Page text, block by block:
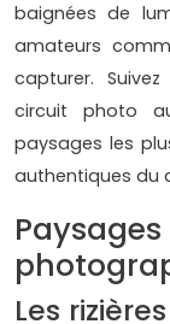
baignées de
amateurs
capturer.
circuit photo
paysages les
authentiques du
Les